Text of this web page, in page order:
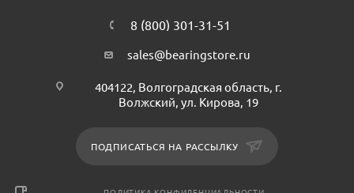
8 (800) 301-31-51
sales@bearingstore.ru
404122, Волгоградская область, г.
Волжский, ул. Кирова, 19
ПОДПИСАТЬСЯ НА РАССЫЛКУ